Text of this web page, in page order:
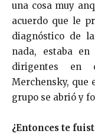
una cosa muy
acuerdo que le
diagnóstico de
nada, estaba
dirigentes en
Merchensky, que
grupo se abrió y
¿Entonces te